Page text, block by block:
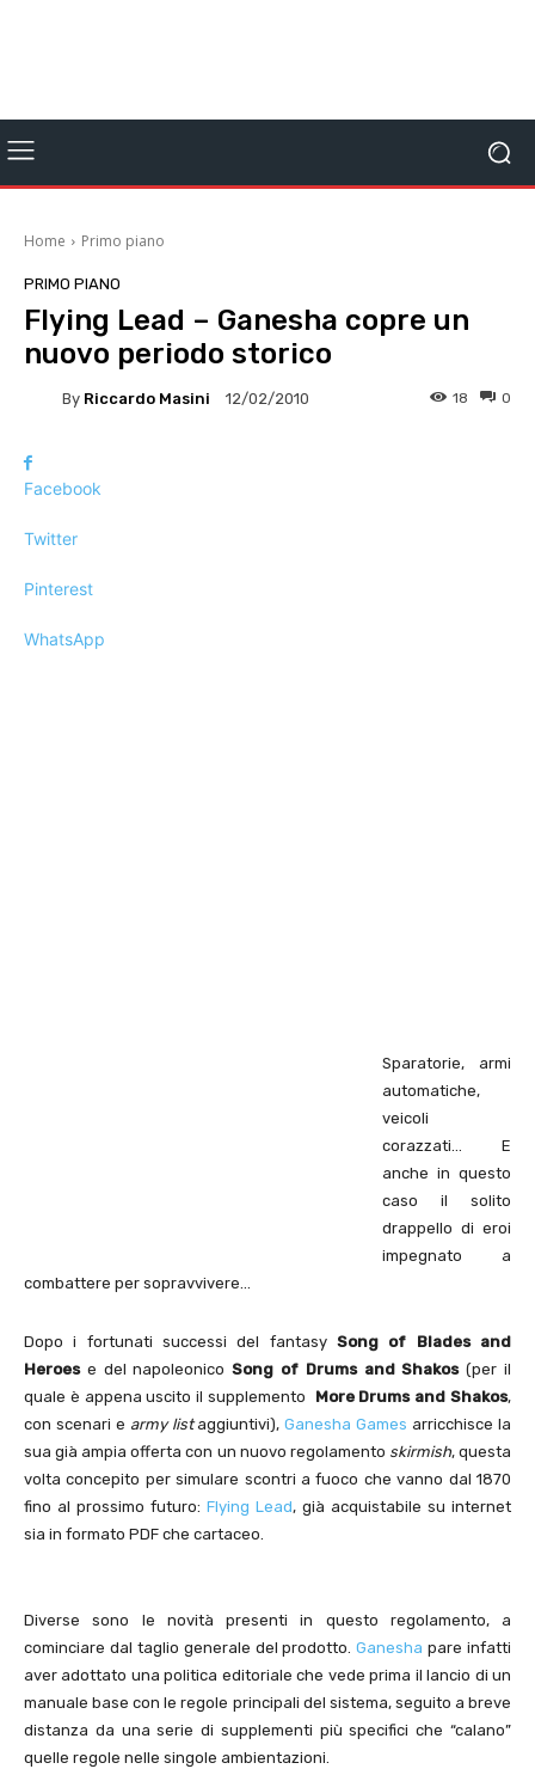
Home Primo piano
PRIMO PIANO
Flying Lead – Ganesha copre un
nuovo periodo storico
By Riccardo Masini 12/02/2010 0
18
Facebook
Twitter
Pinterest
WhatsApp
Sparatorie, armi
automatiche,
veicoli
corazzati… E
anche in questo
caso il solito
drappello di eroi
impegnato a
combattere per sopravvivere…
Dopo i fortunati successi del fantasy Song of Blades and
Heroese del napoleonicoSong of Drums and Shakos(per il
quale è appena uscito il supplemento More Drums and Shakos,
con scenari e army listaggiuntivi),Ganesha Games arricchisce la
sua già ampia offerta con un nuovo regolamento skirmish, questa
volta concepito per simulare scontri a fuoco che vanno dal 1870
fino al prossimo futuro: Flying Lead, già acquistabile su internet
sia in formato PDF che cartaceo.
Diverse sono le novità presenti in questo regolamento, a
cominciare dal taglio generale del prodotto.Ganesha pare infatti
aver adottato una politica editoriale che vede prima il lancio di un
manuale base con le regole principali del sistema, seguito a breve
distanza da una serie di supplementi più specifici che “calano”
quelle regole nelle singole ambientazioni.